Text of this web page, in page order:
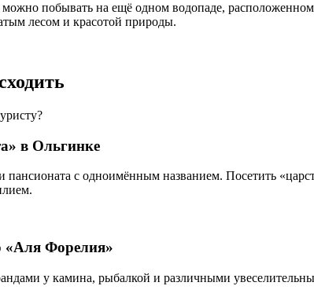
побывать на ещё одном водопаде,
лесом и красотой природы.
в Ольгинке
пансионата с одноимённым названием. Посетить
«Аля Форелия»
у камина, рыбалкой и различными